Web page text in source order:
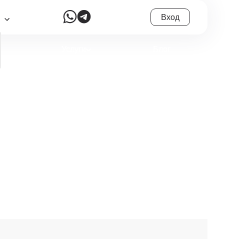
Вход